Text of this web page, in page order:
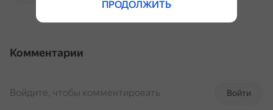
Комментарии
Войти
Войдите, чтобы комментировать
ПРОДОЛЖИТЬ